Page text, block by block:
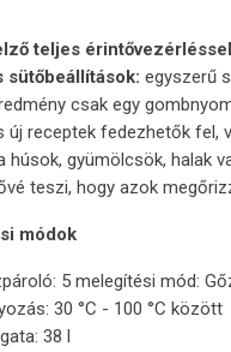
teljes érintővezérléssel
sütőbeállítások: egyszerű
csak egy
új receptek fedezhetők
húsok, gyümölcsök, halak
teszi, hogy azok
módok
5 melegítési mód:
30 °C - 100 °C között
38 l